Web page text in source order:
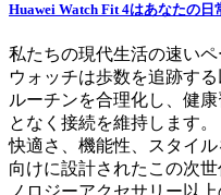
Huawei Watch Fit 4はあなたの
私たちの現代生活の速い
ウォッチは歩数を追跡す
ルーチンを合理化し、健
となく接続を維持します。
快適さ、機能性、スタイ
向けに設計されたこの次